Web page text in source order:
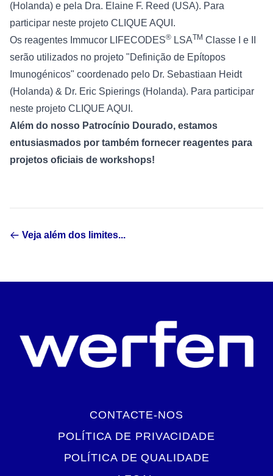
(Holanda) e pela Dra. Elaine F. Reed (USA). Para
participar neste projeto CLIQUE AQUI.
Os reagentes Immucor LIFECODES® LSATM Classe I e II
serão utilizados no projeto "Definição de Epítopos
Imunogénicos" coordenado pelo Dr. Sebastiaan Heidt
(Holanda) & Dr. Eric Spierings (Holanda). Para participar
neste projeto CLIQUE AQUI.
Além do nosso Patrocínio Dourado, estamos
entusiasmados por também fornecer reagentes para
projetos oficiais de workshops!
Veja além dos limites...
CONTACTE-NOS
POLÍTICA DE PRIVACIDADE
POLÍTICA DE QUALIDADE